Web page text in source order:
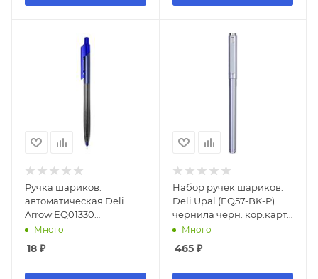
Ручка шариков.
автоматическая Deli
Arrow EQ01330
прозрачный/синий
Много
18 ₽
Набор ручек шариков.
Deli Upal (EQ57-BK-P)
чернила черн. кор.карт.
(12шт) линия 0.7мм
Много
465₽